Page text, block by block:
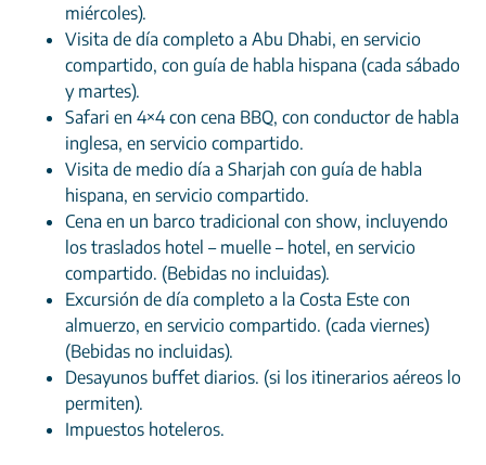
miércoles).
Visita de día completo a Abu Dhabi, en servicio
compartido, con guía de habla hispana (cada sábado
y martes).
Safari en 4×4 con cena BBQ, con conductor de habla
inglesa, en servicio compartido.
Visita de medio día a Sharjah con guía de habla
hispana, en servicio compartido.
Cena en un barco tradicional con show, incluyendo
los traslados hotel – muelle – hotel, en servicio
compartido. (Bebidas no incluidas).
Excursión de día completo a la Costa Este con
almuerzo, en servicio compartido. (cada viernes)
(Bebidas no incluidas).
Desayunos buffet diarios. (si los itinerarios aéreos lo
permiten).
Impuestos hoteleros.